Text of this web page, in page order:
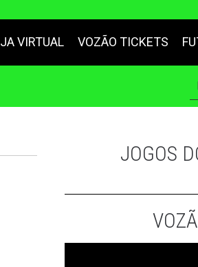
VIRTUAL VOZÃO TICKETS
JOGOS